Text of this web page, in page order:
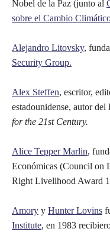
Nobel de la Paz (junto al
sobre el Cambio
Alejandro Litovsky,
Security Group.
Alex Steffen, escritor,
estadounidense, autor del
for the 21st Century.
Alice Tepper Marlin,
Económicas (Council on
Right Livelihood Award
Amory y Hunter Lovins
Institute, en 1983